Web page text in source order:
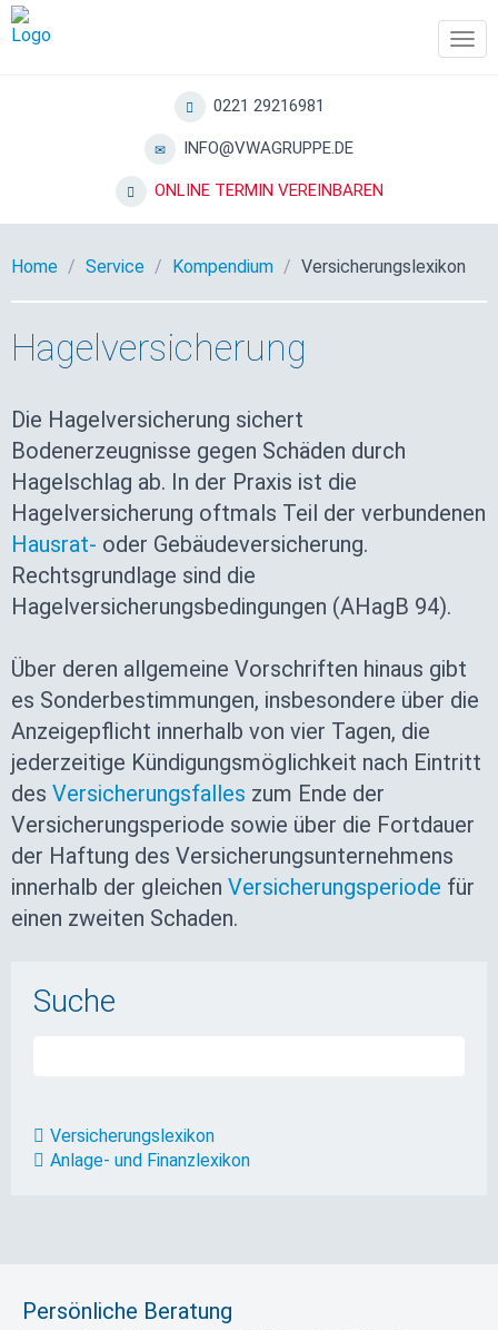
0221 29216981
INFO@VWAGRUPPE.DE
ONLINE TERMIN VEREINBAREN
Home Service Kompendium Versicherungslexikon
Hagelversicherung
Die Hagelversicherung sichert
Bodenerzeugnisse gegen Schäden durch
Hagelschlag ab. In der Praxis ist die
Hagelversicherung oftmals Teil der verbundenen
Hausrat- oder Gebäudeversicherung.
Rechtsgrundlage sind die
Hagelversicherungsbedingungen (AHagB 94).
Über deren allgemeine Vorschriften hinaus gibt
es Sonderbestimmungen, insbesondere über die
Anzeigepflicht innerhalb von vier Tagen, die
jederzeitige Kündigungsmöglichkeit nach Eintritt
des Versicherungsfalles zum Ende der
Versicherungsperiode sowie über die Fortdauer
der Haftung des Versicherungsunternehmens
innerhalb der gleichen Versicherungsperiode für
einen zweiten Schaden.
Suche
Versicherungslexikon
Anlage- und Finanzlexikon
Persönliche Beratung